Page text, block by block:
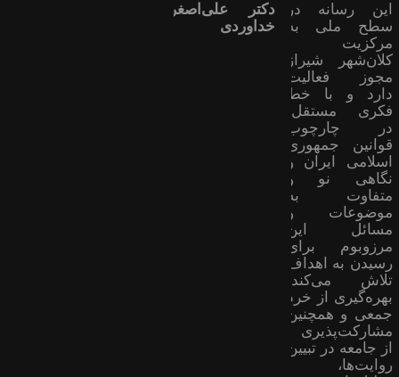
این رسانه در
سطح ملی به
مرکزیت
کلان‌شهر شیراز
مجوز فعالیت
دارد و با خط
فکری مستقل،
در چارچوب
قوانین جمهوری
اسلامی ایران و
نگاهی نو و
متفاوت به
موضوعات ‌و
مسائل این
مرزوبوم برای
رسیدن به اهداف
تلاش می‌کند؛
بهره‌گیری از خرد
جمعی و همچنین
مشارکت‌پذیری
از جامعه در تبیین
روایت‌ها،
دکتر علی‌اصغر
خداوردی